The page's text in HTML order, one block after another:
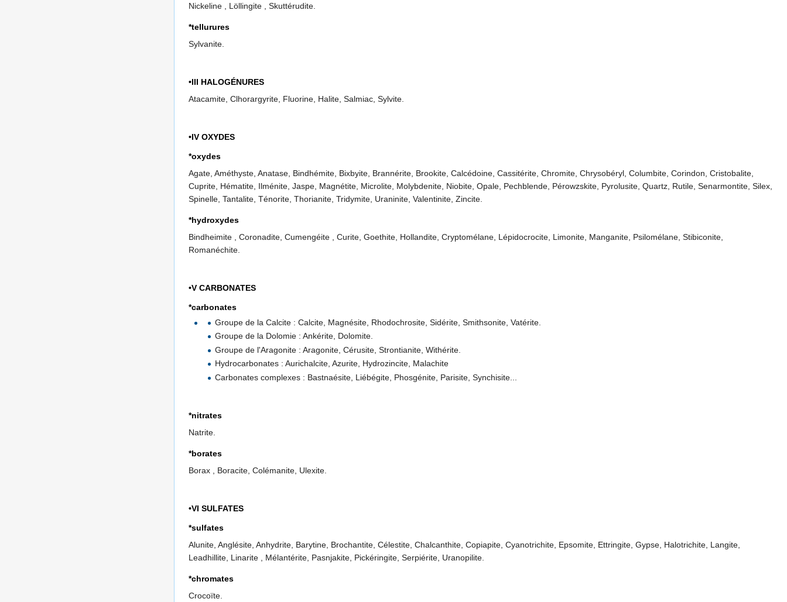
Nickeline , Löllingite , Skuttérudite.
*tellurures
Sylvanite.
•III HALOGÉNURES
Atacamite, Clhorargyrite, Fluorine, Halite, Salmiac, Sylvite.
•IV OXYDES
*oxydes
Agate, Améthyste, Anatase, Bindhémite, Bixbyite, Brannérite, Brookite, Calcédoine, Cassitérite, Chromite, Chrysobéryl, Columbite, Corindon, Cristobalite,
Cuprite, Hématite, Ilménite, Jaspe, Magnétite, Microlite, Molybdenite, Niobite, Opale, Pechblende, Pérowzskite, Pyrolusite, Quartz, Rutile, Senarmontite, Silex,
Spinelle, Tantalite, Ténorite, Thorianite, Tridymite, Uraninite, Valentinite, Zincite.
*hydroxydes
Bindheimite , Coronadite, Cumengéite , Curite, Goethite, Hollandite, Cryptomélane, Lépidocrocite, Limonite, Manganite, Psilomélane, Stibiconite,
Romanéchite.
•V CARBONATES
*carbonates
Groupe de la Calcite : Calcite, Magnésite, Rhodochrosite, Sidérite, Smithsonite, Vatérite.
Groupe de la Dolomie : Ankérite, Dolomite.
Groupe de l'Aragonite : Aragonite, Cérusite, Strontianite, Withérite.
Hydrocarbonates : Aurichalcite, Azurite, Hydrozincite, Malachite
Carbonates complexes : Bastnaésite, Liébégite, Phosgénite, Parisite, Synchisite...
*nitrates
Natrite.
*borates
Borax , Boracite, Colémanite, Ulexite.
•VI SULFATES
*sulfates
Alunite, Anglésite, Anhydrite, Barytine, Brochantite, Célestite, Chalcanthite, Copiapite, Cyanotrichite, Epsomite, Ettringite, Gypse, Halotrichite, Langite,
Leadhillite, Linarite , Mélantérite, Pasnjakite, Pickéringite, Serpiérite, Uranopilite.
*chromates
Crocoïte.